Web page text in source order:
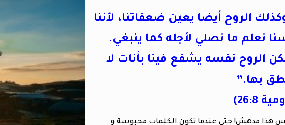
الروح أيضا يعين ضعفاتنا، لأننا
نعلم ما نصلي لأجله كما ينبغي.
الروح نفسه يشفع فينا بأنات لا
بها.”
26:8)
هذا مدهش! حتى عندما تكون الكلمات محبوسة و